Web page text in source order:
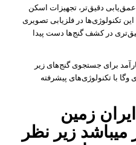
عمق‌یابی دقیق‌تر، تجهیزات اسکن
تکنولوژی‌ها در فلزیابی تصویری
در کشف گنج‌ها دست پیدا
برای جستجوی گنج‌های زیر
با تکنولوژی‌های پیشرفته
زمین
زیر نظر